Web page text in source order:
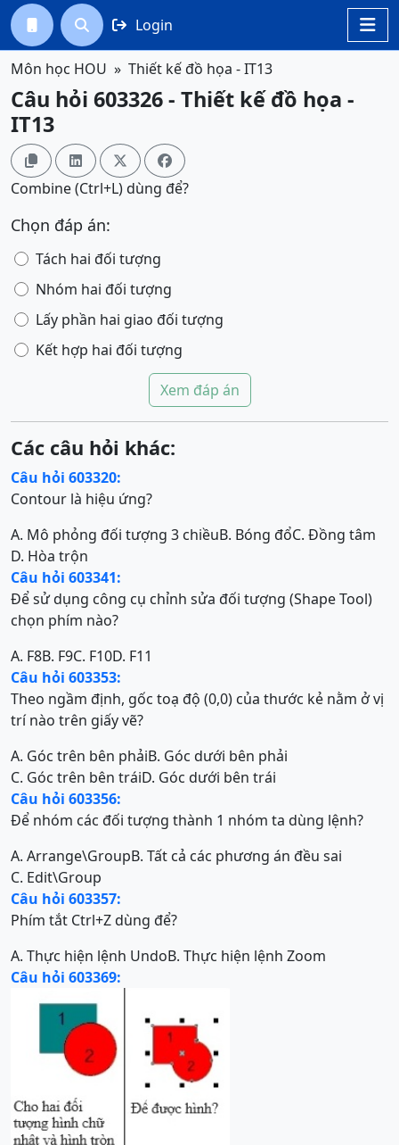

  Login
Môn học HOU Thiết kế đồ họa - IT13
Câu hỏi 603326 - Thiết kế đồ họa -
IT13
   
Combine (Ctrl+L) dùng để?
Chọn đáp án:
Tách hai đối tượng
Nhóm hai đối tượng
Lấy phần hai giao đối tượng
Kết hợp hai đối tượng
Xem đáp án
Các câu hỏi khác:
Câu hỏi 603320:
Contour là hiệu ứng?
A. Mô phỏng đối tượng 3 chiềuB. Bóng đổC. Đồng tâm
D. Hòa trộn
Câu hỏi 603341:
Để sử dụng công cụ chỉnh sửa đối tượng (Shape Tool)
chọn phím nào?
A. F8B. F9C. F10D. F11
Câu hỏi 603353:
Theo ngầm định, gốc toạ độ (0,0) của thước kẻ nằm ở vị
trí nào trên giấy vẽ?
A. Góc trên bên phảiB. Góc dưới bên phải
C. Góc trên bên tráiD. Góc dưới bên trái
Câu hỏi 603356:
Để nhóm các đối tượng thành 1 nhóm ta dùng lệnh?
A. Arrange\GroupB. Tất cả các phương án đều sai
C. Edit\Group
Câu hỏi 603357:
Phím tắt Ctrl+Z dùng để?
A. Thực hiện lệnh UndoB. Thực hiện lệnh Zoom
Câu hỏi 603369: